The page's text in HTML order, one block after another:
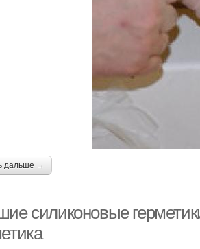
дальше →
силиконовые